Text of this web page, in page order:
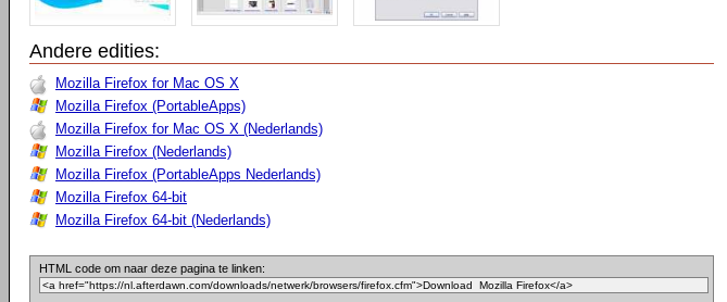
Andere edities:
Mozilla Firefox for Mac OS X
Mozilla Firefox (PortableApps)
Mozilla Firefox for Mac OS X (Nederlands)
Mozilla Firefox (Nederlands)
Mozilla Firefox (PortableApps Nederlands)
Mozilla Firefox 64-bit
Mozilla Firefox 64-bit (Nederlands)
HTML code om naar deze pagina te linken: